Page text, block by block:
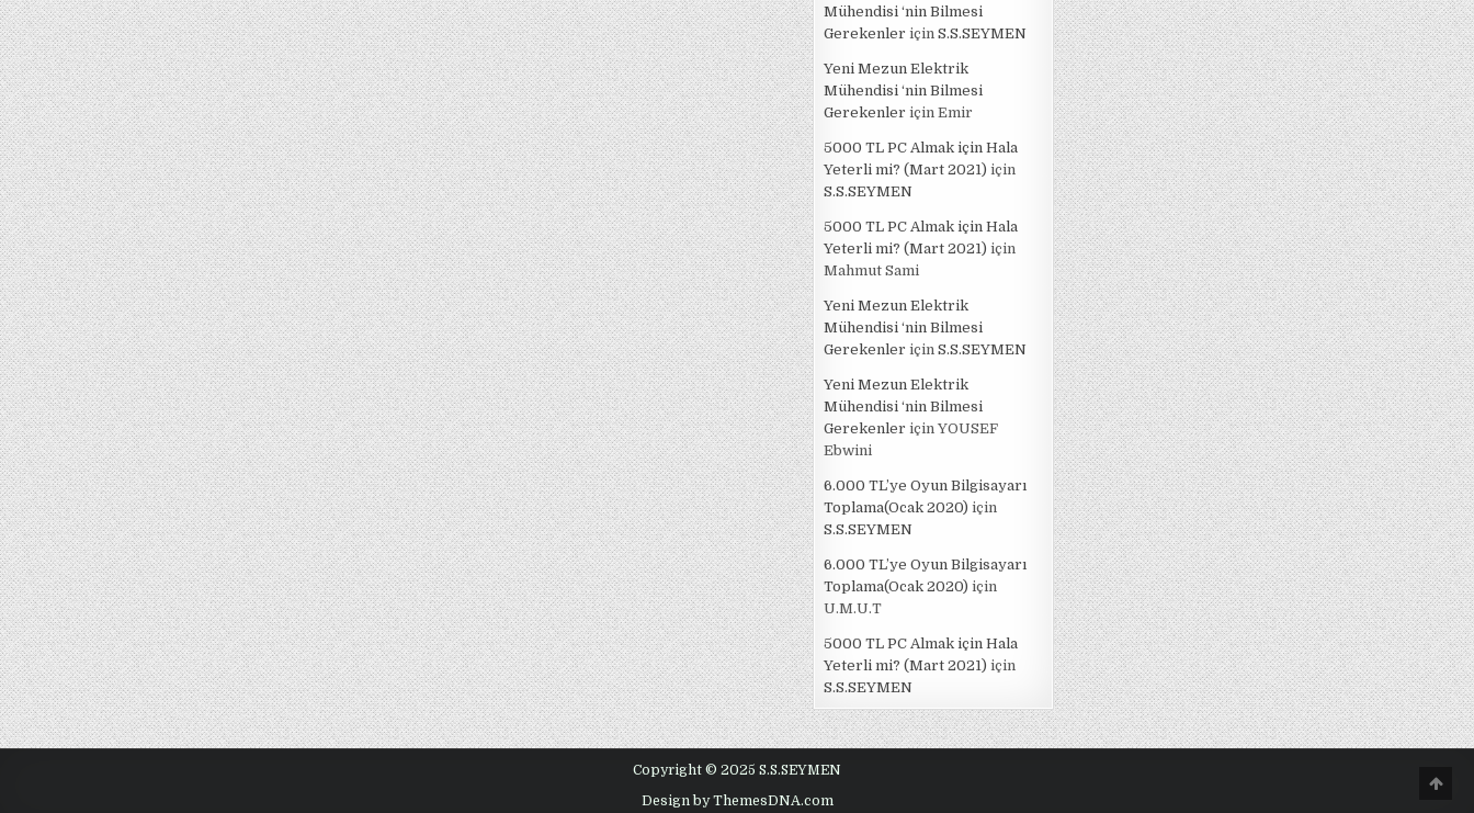
Mühendisi ‘nin Bilmesi
Gerekenler için S.S.SEYMEN
Yeni Mezun Elektrik
Mühendisi ‘nin Bilmesi
Gerekenler için Emir
5000 TL PC Almak için Hala
Yeterli mi? (Mart 2021) için
S.S.SEYMEN
5000 TL PC Almak için Hala
Yeterli mi? (Mart 2021) için
Mahmut Sami
Yeni Mezun Elektrik
Mühendisi ‘nin Bilmesi
Gerekenler için S.S.SEYMEN
Yeni Mezun Elektrik
Mühendisi ‘nin Bilmesi
Gerekenler için YOUSEF
Ebwini
6.000 TL’ye Oyun Bilgisayarı
Toplama(Ocak 2020) için
S.S.SEYMEN
6.000 TL’ye Oyun Bilgisayarı
Toplama(Ocak 2020) için
U.M.U.T
5000 TL PC Almak için Hala
Yeterli mi? (Mart 2021) için
S.S.SEYMEN
Copyright © 2025 S.S.SEYMEN
Design by ThemesDNA.com